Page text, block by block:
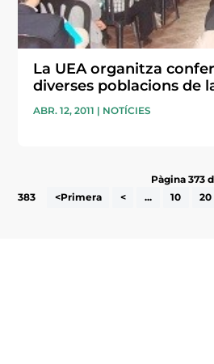
La UEA organitza
diverses poblacions de
ABR. 12, 2011 | NOTÍCIES
Pàgina 373
383
<Primera < ... 10 20